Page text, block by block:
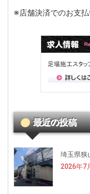
※店舗決済でのお支払
最近の投稿
埼玉県
2026年7